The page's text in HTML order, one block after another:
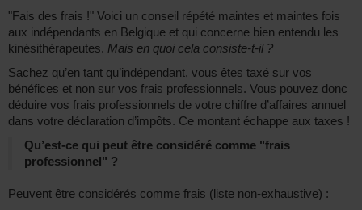
"Fais des frais !" Voici un conseil répété maintes et maintes fois
aux indépendants en Belgique et qui concerne bien entendu les
kinésithérapeutes. Mais en quoi cela consiste-t-il ?
Sachez qu’en tant qu’indépendant, vous êtes taxé sur vos
bénéfices et non sur vos frais professionnels. Vous pouvez donc
déduire vos frais professionnels de votre chiffre d’affaires annuel
dans votre déclaration d’impôts. Ce montant échappe aux taxes !
Qu’est-ce qui peut être considéré comme "frais
professionnel" ?
Peuvent être considérés comme frais (liste non-exhaustive) :